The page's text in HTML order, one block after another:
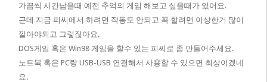
가끔씩 시간남을때 예전 추억의 게임 해보고 싶을때가 있어요.
근데 지금 피씨에서 하려면 작동도 안되고 꼭 할려면 이상한거 많이
깔아야되고 그렇잖아요.
DOS게임 혹은 Win98 게임을 할수 있는 피씨로 좀 만들어주세요.
노트북 혹은 PC랑 USB-USB 연결해서 사용할 수 있으면 최상이겠네
요.